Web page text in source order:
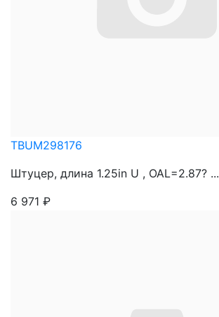
TBUM298176
Штуцер, длина 1.25in U , OAL=2.87? ...
6 971 ₽